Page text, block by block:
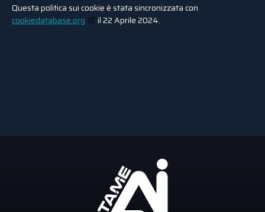
Questa politica sui cookie è stata sincronizzata con
cookiedatabase.org
il 22 Aprile 2024.